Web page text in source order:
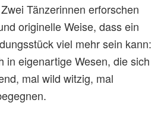
Tänzerinnen erforschen
originelle Weise, dass ein
viel mehr sein kann:
in eigenartige Wesen, die sich
mal wild witzig, mal